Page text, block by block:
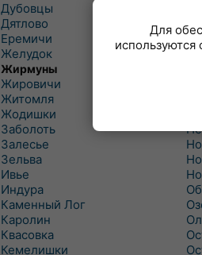
Дубовцы
Дятлово
Еремичи
Желудок
Жирмуны
Жировичи
Житомля
Жодишки
Заболоть
Залесье
Зельва
Ивье
Индура
Каменный Лог
Каролин
Квасовка
Кемелишки
Для